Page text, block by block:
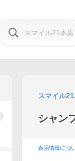
スマイル
シャン
表示情報につ